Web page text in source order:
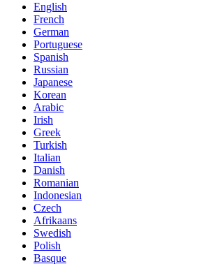
English
French
German
Portuguese
Spanish
Russian
Japanese
Korean
Arabic
Irish
Greek
Turkish
Italian
Danish
Romanian
Indonesian
Czech
Afrikaans
Swedish
Polish
Basque